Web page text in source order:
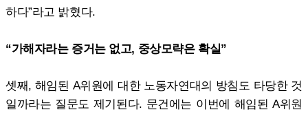
하다”라고 밝혔다.
“가해자라는 증거는 없고, 중상모략은 확실”
셋째, 해임된 A위원에 대한 노동자연대의 방침도 타당한 것
일까라는 질문도 제기된다. 문건에는 이번에 해임된 A위원